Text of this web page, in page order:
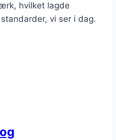
hvilket lagde
vi ser i dag.